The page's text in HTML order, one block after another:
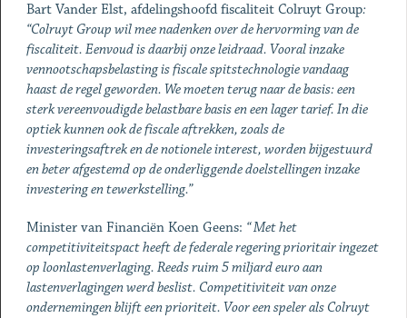
Bart Vander Elst, afdelingshoofd fiscaliteit Colruyt Group:
“Colruyt Group wil mee nadenken over de hervorming van de
fiscaliteit. Eenvoud is daarbij onze leidraad. Vooral inzake
vennootschapsbelasting is fiscale spitstechnologie vandaag
haast de regel geworden. We moeten terug naar de basis: een
sterk vereenvoudigde belastbare basis en een lager tarief. In die
optiek kunnen ook de fiscale aftrekken, zoals de
investeringsaftrek en de notionele interest, worden bijgestuurd
en beter afgestemd op de onderliggende doelstellingen inzake
investering en tewerkstelling.”
Minister van Financiën Koen Geens: “ Met het
competitiviteitspact heeft de federale regering prioritair ingezet
op loonlastenverlaging. Reeds ruim 5 miljard euro aan
lastenverlagingen werd beslist. Competitiviteit van onze
ondernemingen blijft een prioriteit. Voor een speler als Colruyt